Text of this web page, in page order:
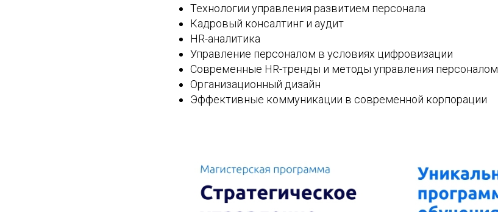
Технологии управления развитием персонала
Кадровый консалтинг и аудит
HR-аналитика
Управление персоналом в условиях цифровизации
Современные HR-тренды и методы управления персоналом
Организационный дизайн
Эффективные коммуникации в современной корпорации